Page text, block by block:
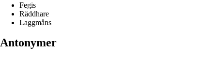
Fegis
Räddhare
Laggmåns
Antonymer